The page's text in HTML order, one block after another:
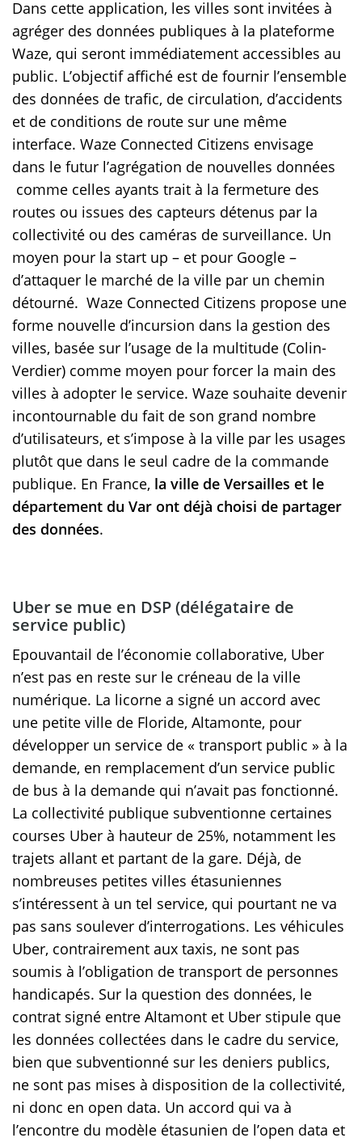
Dans cette application, les villes sont invitées à
agréger des données publiques à la plateforme
Waze, qui seront immédiatement accessibles au
public. L’objectif affiché est de fournir l’ensemble
des données de trafic, de circulation, d’accidents
et de conditions de route sur une même
interface. Waze Connected Citizens envisage
dans le futur l’agrégation de nouvelles données
comme celles ayants trait à la fermeture des
routes ou issues des capteurs détenus par la
collectivité ou des caméras de surveillance. Un
moyen pour la start up – et pour Google –
d’attaquer le marché de la ville par un chemin
détourné. Waze Connected Citizens propose une
forme nouvelle d’incursion dans la gestion des
villes, basée sur l’usage de la multitude (Colin-
Verdier) comme moyen pour forcer la main des
villes à adopter le service. Waze souhaite devenir
incontournable du fait de son grand nombre
d’utilisateurs, et s’impose à la ville par les usages
plutôt que dans le seul cadre de la commande
publique. En France, la ville de Versailles et le
département du Var ont déjà choisi de partager
des données.
Uber se mue en DSP (délégataire de
service public)
Epouvantail de l’économie collaborative, Uber
n’est pas en reste sur le créneau de la ville
numérique. La licorne a signé un accord avec
une petite ville de Floride, Altamonte, pour
développer un service de « transport public » à la
demande, en remplacement d’un service public
de bus à la demande qui n’avait pas fonctionné.
La collectivité publique subventionne certaines
courses Uber à hauteur de 25%, notamment les
trajets allant et partant de la gare. Déjà, de
nombreuses petites villes étasuniennes
s’intéressent à un tel service, qui pourtant ne va
pas sans soulever d’interrogations. Les véhicules
Uber, contrairement aux taxis, ne sont pas
soumis à l’obligation de transport de personnes
handicapés. Sur la question des données, le
contrat signé entre Altamont et Uber stipule que
les données collectées dans le cadre du service,
bien que subventionné sur les deniers publics,
ne sont pas mises à disposition de la collectivité,
ni donc en open data. Un accord qui va à
l’encontre du modèle étasunien de l’open data et